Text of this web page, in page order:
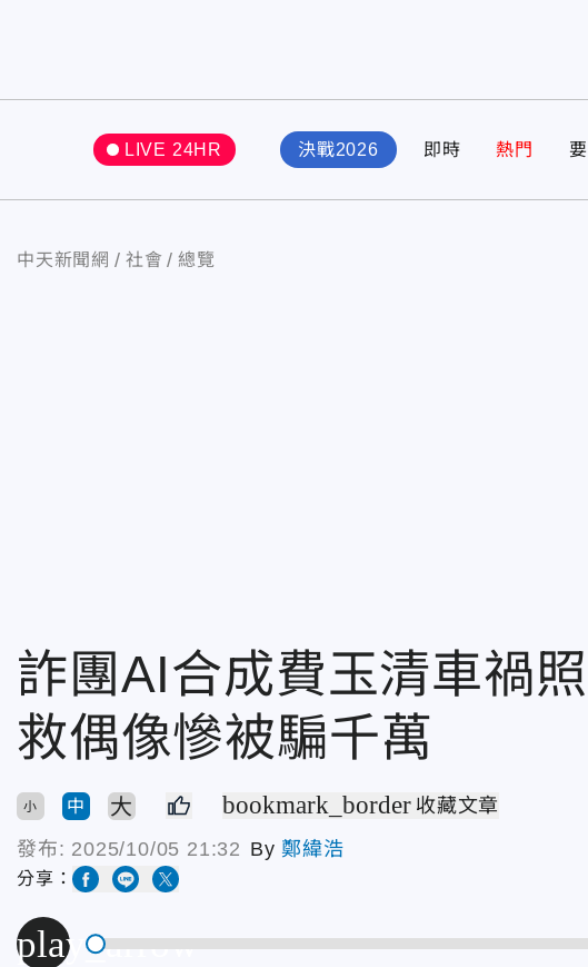
LIVE 24HR 決戰2026 即時 熱門
中天新聞網 社會 總覽
詐團AI合成費玉清車禍
救偶像慘被騙千萬
小 中 大 bookmark_border 收藏文章
發布: 2025/10/05 21:32 By鄭緯浩
分享：
play_arrow